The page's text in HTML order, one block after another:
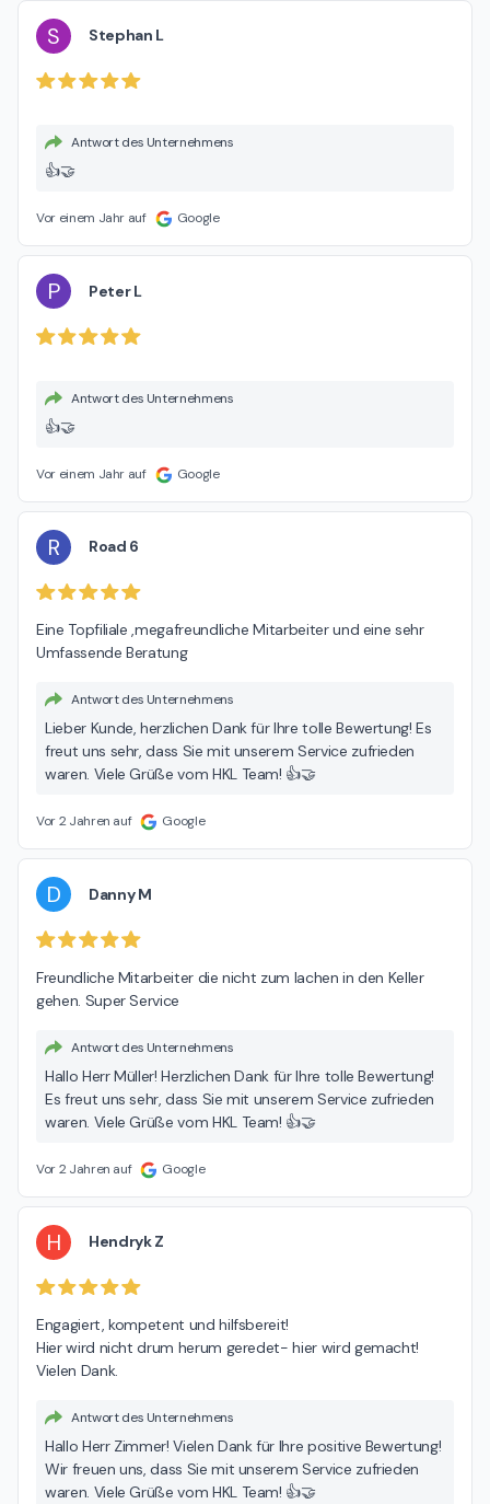
S Stephan L
Antwort des Unternehmens
👍🤝
Vor einem Jahr auf Google
P Peter L
Antwort des Unternehmens
👍🤝
Vor einem Jahr auf Google
R Road 6
Eine Topfiliale ,megafreundliche Mitarbeiter und eine sehr
Umfassende Beratung
Antwort des Unternehmens
Lieber Kunde, herzlichen Dank für Ihre tolle Bewertung! Es
freut uns sehr, dass Sie mit unserem Service zufrieden
waren. Viele Grüße vom HKL Team! 👍🤝
Vor 2 Jahren auf Google
D Danny M
Freundliche Mitarbeiter die nicht zum lachen in den Keller
gehen. Super Service
Antwort des Unternehmens
Hallo Herr Müller! Herzlichen Dank für Ihre tolle Bewertung!
Es freut uns sehr, dass Sie mit unserem Service zufrieden
waren. Viele Grüße vom HKL Team! 👍🤝
Vor 2 Jahren auf Google
H Hendryk Z
Engagiert, kompetent und hilfsbereit!
Hier wird nicht drum herum geredet- hier wird gemacht!
Vielen Dank.
Antwort des Unternehmens
Hallo Herr Zimmer! Vielen Dank für Ihre positive Bewertung!
Wir freuen uns, dass Sie mit unserem Service zufrieden
waren. Viele Grüße vom HKL Team! 👍🤝